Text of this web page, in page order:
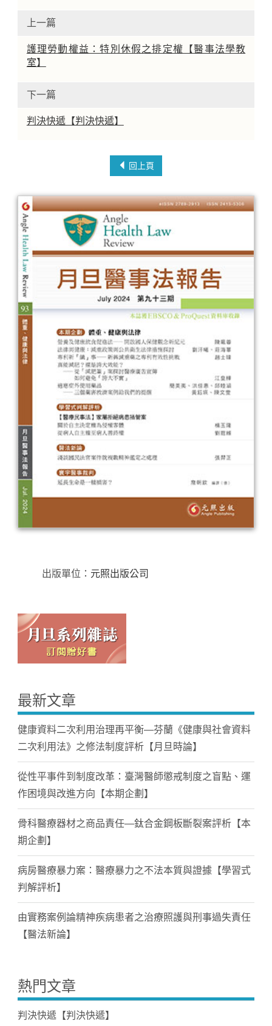
上一篇
護理勞動權益：特別休假之排定權【醫事法學教
室】
下一篇
判決快遞【判決快遞】
回上頁
出版單位： 元照出版公司
最新文章
健康資料二次利用治理再平衡—芬蘭《健康與社會資料
二次利用法》之修法制度評析【月旦時論】
從性平事件到制度改革：臺灣醫師懲戒制度之盲點、運
作困境與改進方向【本期企劃】
骨科醫療器材之商品責任—鈦合金鋼板斷裂案評析【本
期企劃】
病房醫療暴力案：醫療暴力之不法本質與證據【學習式
判解評析】
由實務案例論精神疾病患者之治療照護與刑事過失責任
【醫法新論】
熱門文章
判決快遞【判決快遞】